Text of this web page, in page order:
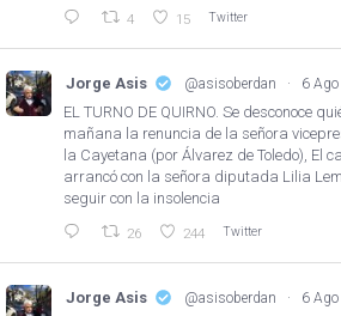
4 15 Twitter
Jorge Asis @asisoberdan · 6 Ago
EL TURNO DE QUIRNO. Se desconoce
mañana la renuncia de la señora
la Cayetana (por Álvarez de Toledo), El
arrancó con la señora diputada Lilia
seguir con la insolencia
26 244 Twitter
Jorge Asis @asisoberdan · 6 Ago